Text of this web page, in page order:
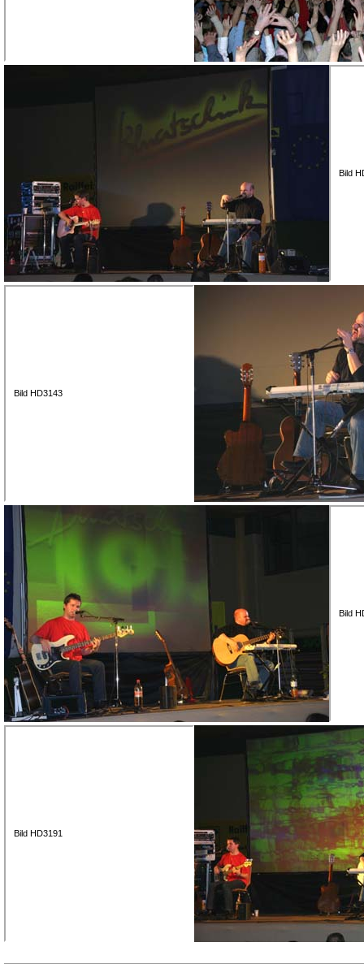
Bild
Bild HD3143
Bild
Bild HD3191